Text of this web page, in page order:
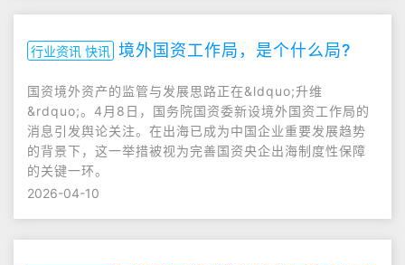
行业资讯 快讯 境外国资工作局，是个什么局?
国资境外资产的监管与发展思路正在&ldquo;升维
&rdquo;。4月8日，国务院国资委新设境外国资工作局的
消息引发舆论关注。在出海已成为中国企业重要发展趋势
的背景下，这一举措被视为完善国资央企出海制度性保障
的关键一环。
2026-04-10